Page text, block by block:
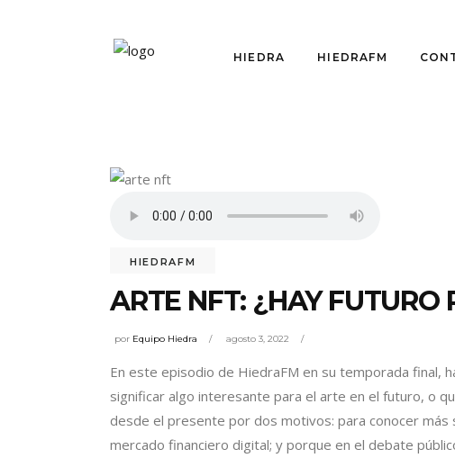
HIEDRA HIEDRAFM
HIEDRAFM
ARTE NFT: ¿HAY FUTURO
por Equipo Hiedra agosto 3, 2022
En este episodio de HiedraFM en su temporada final,
significar algo interesante para el arte en el futuro, o
desde el presente por dos motivos: para conocer
mercado financiero digital; y porque en el debate